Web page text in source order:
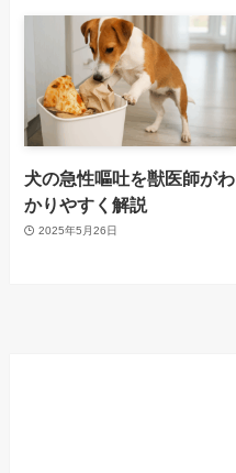
犬の急性嘔吐を獣医師がわ
かりやすく解説
2025年5月26日